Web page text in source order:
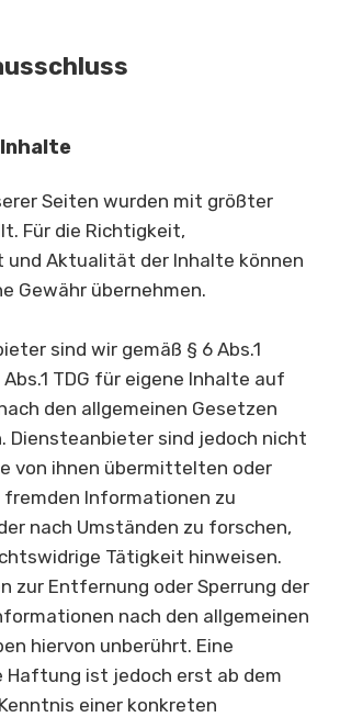
Seiten wurden mit größter
Für die Richtigkeit,
und Aktualität der Inhalte können
Gewähr übernehmen.
sind wir gemäß § 6 Abs.1
Abs.1 TDG für eigene Inhalte auf
den allgemeinen Gesetzen
Diensteanbieter sind jedoch nicht
von ihnen übermittelten oder
Informationen zu
nach Umständen zu forschen,
Tätigkeit hinweisen.
zur Entfernung oder Sperrung der
nach den allgemeinen
hiervon unberührt. Eine
Haftung ist jedoch erst ab dem
einer konkreten